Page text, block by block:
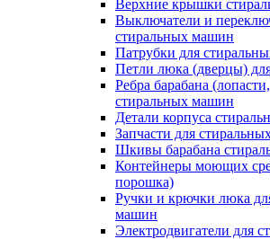
Верхние крышки
Выключатели и
стиральных машин
Патрубки для
Петли люка (дверцы)
Ребра барабана
стиральных машин
Детали корпуса
Запчасти для
Шкивы барабана
Контейнеры моющих
порошка)
Ручки и крючки люка
машин
Электродвигатели для